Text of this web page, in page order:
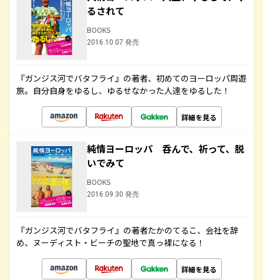
るされて
BOOKS
2016.10.07 発売
『ガンジス河でバタフライ』の著者、初めてのヨーロッパ周遊
旅。自分自身をゆるし、ゆるせなかった人達をゆるした！
詳細を見る
純情ヨーロッパ 呑んで、祈って、脱
いでみて
BOOKS
2016.09.30 発売
『ガンジス河でバタフライ』の著者たかのてるこ、会社を辞
め、ヌーディスト・ビーチの聖地で真っ裸になる！
詳細を見る